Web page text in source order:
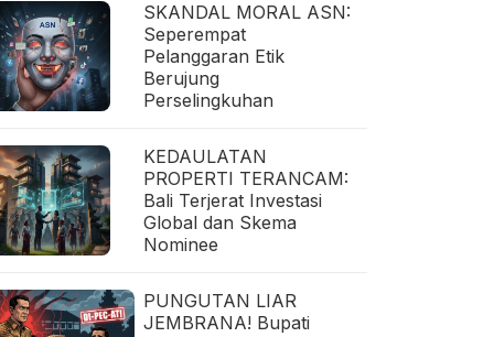
SKANDAL MORAL ASN:
Seperempat
Pelanggaran Etik
Berujung
Perselingkuhan
KEDAULATAN
PROPERTI TERANCAM:
Bali Terjerat Investasi
Global dan Skema
Nominee
PUNGUTAN LIAR
JEMBRANA! Bupati